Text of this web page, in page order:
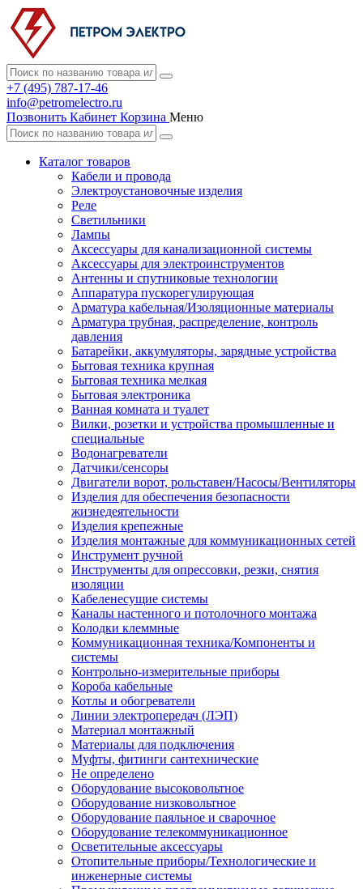
+7 (495) 787-17-46
info@petromelectro.ru
Позвонить Кабинет Корзина Меню
Каталог товаров
Кабели и провода
Электроустановочные изделия
Реле
Светильники
Лампы
Аксессуары для канализационной системы
Аксессуары для электроинструментов
Антенны и спутниковые технологии
Аппаратура пускорегулирующая
Арматура кабельная/Изоляционные материалы
Арматура трубная, распределение, контроль
давления
Батарейки, аккумуляторы, зарядные устройства
Бытовая техника крупная
Бытовая техника мелкая
Бытовая электроника
Ванная комната и туалет
Вилки, розетки и устройства промышленные и
специальные
Водонагреватели
Датчики/сенсоры
Двигатели ворот, рольставен/Насосы/Вентиляторы
Изделия для обеспечения безопасности
жизнедеятельности
Изделия крепежные
Изделия монтажные для коммуникационных сетей
Инструмент ручной
Инструменты для опрессовки, резки, снятия
изоляции
Кабеленесущие системы
Каналы настенного и потолочного монтажа
Колодки клеммные
Коммуникационная техника/Компоненты и
системы
Контрольно-измерительные приборы
Короба кабельные
Котлы и обогреватели
Линии электропередач (ЛЭП)
Материал монтажный
Материалы для подключения
Муфты, фитинги сантехнические
Не определено
Оборудование высоковольтное
Оборудование низковольтное
Оборудование паяльное и сварочное
Оборудование телекоммуникационное
Осветительные аксессуары
Отопительные приборы/Технологические и
инженерные системы